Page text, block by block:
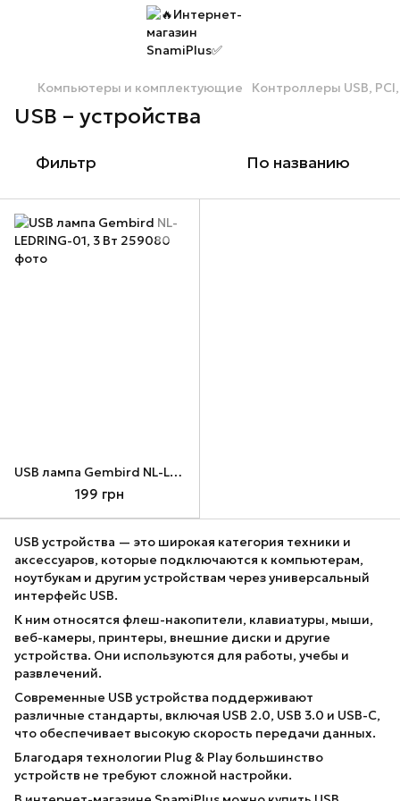
Компьютеры и комплектующие Контроллеры USB, PCI,
USB – устройства
Фильтр По названию
USB лампа Gembird NL-LEDRING-01, 3 Вт
199 грн
USB устройства — это широкая категория техники и
аксессуаров, которые подключаются к компьютерам,
ноутбукам и другим устройствам через универсальный
интерфейс USB.
К ним относятся флеш-накопители, клавиатуры, мыши,
веб-камеры, принтеры, внешние диски и другие
устройства. Они используются для работы, учебы и
развлечений.
Современные USB устройства поддерживают
различные стандарты, включая USB 2.0, USB 3.0 и USB-C,
что обеспечивает высокую скорость передачи данных.
Благодаря технологии Plug & Play большинство
устройств не требуют сложной настройки.